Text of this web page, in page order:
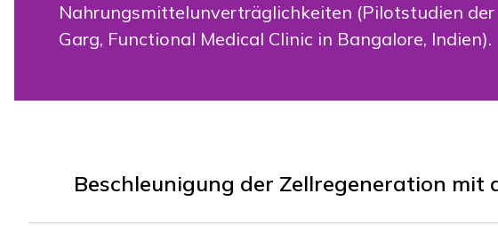
Nahrungsmittelunverträglichkeiten (Pilotstudien
Garg, Functional Medical Clinic in Bangalore, Indien).
Beschleunigung der Zellregeneration mit